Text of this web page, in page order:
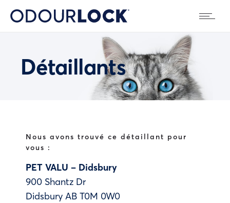
Détaillants
Nous avons trouvé ce détaillant pour
vous :
PET VALU – Didsbury
900 Shantz Dr
Didsbury AB T0M 0W0